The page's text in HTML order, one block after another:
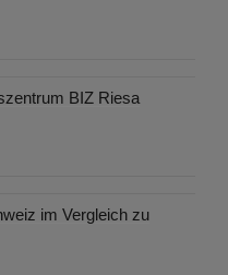
BIZ Riesa
im Vergleich zu